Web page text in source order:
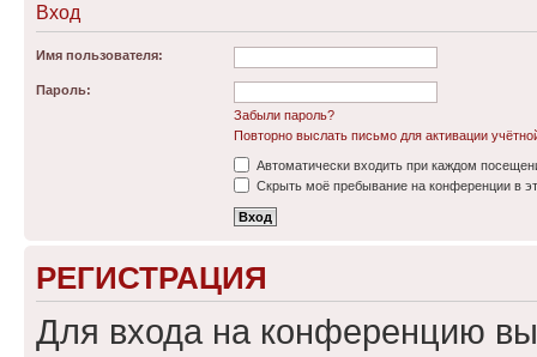
Вход
Имя пользователя:
Пароль:
Забыли пароль?
Повторно выслать письмо для активации
Автоматически входить при каждом
Скрыть моё пребывание на конференции в
РЕГИСТРАЦИЯ
Для входа на конференцию